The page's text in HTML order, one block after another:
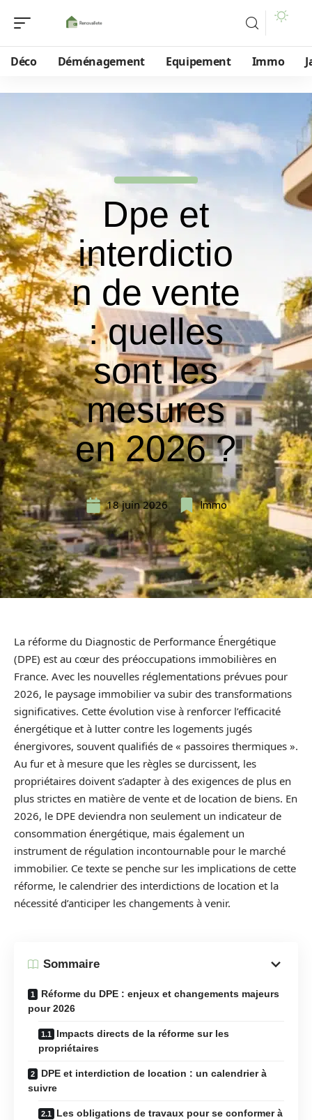
Déco Déménagement Equipement Immo
Dpe et
interdictio
n de vente
: quelles
sont les
mesures
en 2026 ?
18 juin 2026 Immo
La réforme du Diagnostic de Performance Énergétique
(DPE) est au cœur des préoccupations immobilières en
France. Avec les nouvelles réglementations prévues pour
2026, le paysage immobilier va subir des transformations
significatives. Cette évolution vise à renforcer l’efficacité
énergétique et à lutter contre les logements jugés
énergivores, souvent qualifiés de « passoires thermiques ».
Au fur et à mesure que les règles se durcissent, les
propriétaires doivent s’adapter à des exigences de plus en
plus strictes en matière de vente et de location de biens. En
2026, le DPE deviendra non seulement un indicateur de
consommation énergétique, mais également un
instrument de régulation incontournable pour le marché
immobilier. Ce texte se penche sur les implications de cette
réforme, le calendrier des interdictions de location et la
nécessité d’anticiper les changements à venir.
Sommaire
Réforme du DPE : enjeux et changements majeurs
pour 2026
Impacts directs de la réforme sur les
propriétaires
DPE et interdiction de location : un calendrier à
suivre
Les obligations de travaux pour se conformer à